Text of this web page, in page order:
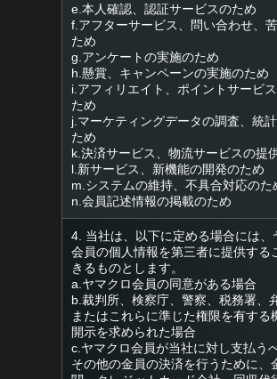
e.本人確認、認証サービスのため
f.アフターサービス、問い合わせ、
ため
g.アンケートの実施のため
h.懸賞、キャンペーンの実施のため
i.アフィリエイト、ポイントサービ
ため
j.マーケティングデータの調査、統
ため
k.決済サービス、物流サービスの提
l.新サービス、新機能の開発のため
m.システムの維持、不具合対応のた
n.会員記述情報の掲載のため
4. 当社は、以下に定める場合には、
会員の個人情報を第三者に提供する
きるものとします。
a.ヤマクロ会員の同意がある場合
b.裁判所、検察庁、警察、税務署、
またはこれらに準じた権限を有する
開示を求められた場合
c.ヤマクロ会員が当社に対し支払う
その他の金員の決済を行うために、